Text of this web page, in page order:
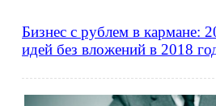
Бизнес с рублем в кармане:
идей без вложений в 2018